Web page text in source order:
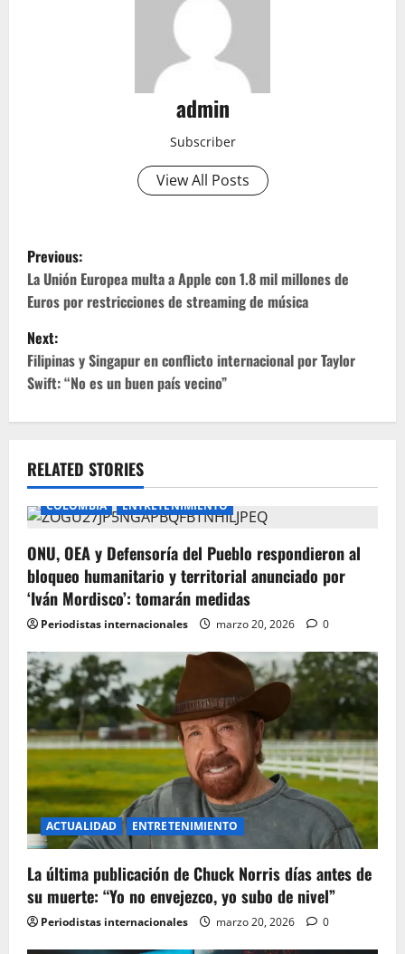
admin
Subscriber
View All Posts
P
o
s
t
n
v
i
g
a
t
i
o
n
Previous:
La Unión Europea multa a Apple con 1.8 mil millones de
Euros por restricciones de streaming de música
Next:
Filipinas y Singapur en conflicto internacional por Taylor
Swift: “No es un buen país vecino”
RELATED STORIES
COLOMBIA ENTRETENIMIENTO
ONU, OEA y Defensoría del Pueblo respondieron al
bloqueo humanitario y territorial anunciado por
‘Iván Mordisco’: tomarán medidas
Periodistas internacionales marzo 20, 2026 0
ACTUALIDAD ENTRETENIMIENTO
La última publicación de Chuck Norris días antes de
su muerte: “Yo no envejezco, yo subo de nivel”
Periodistas internacionales marzo 20, 2026 0